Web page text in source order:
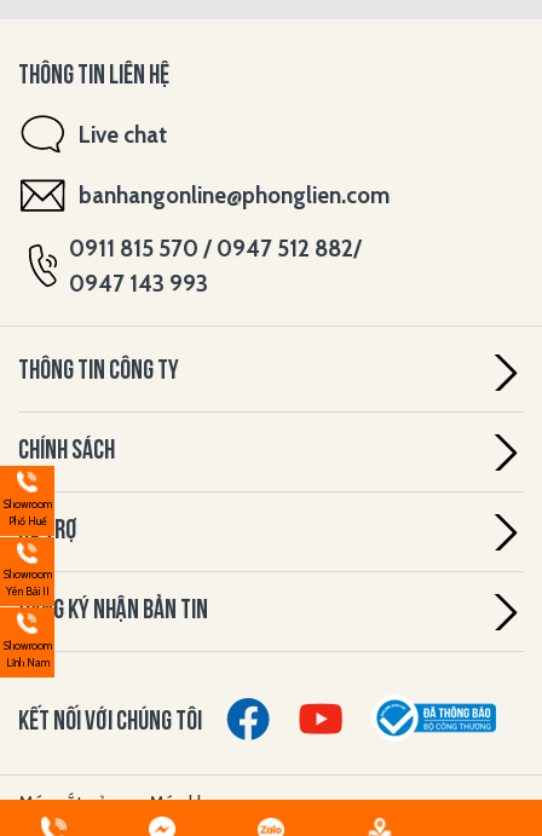
Showroom
Phố Huế
Showroom
Yên Bái II
Showroom
Lĩnh Nam
THÔNG TIN LIÊN HỆ
Live chat
banhangonline@phonglien.com
0911 815 570 / 0947 512 882/
0947 143 993
THÔNG TIN CÔNG TY
CHÍNH SÁCH
HỖ TRỢ
ĐĂNG KÝ NHẬN BẢN TIN
KẾT NỐI VỚI CHÚNG TÔI
Máy cắt cỏ Máy khoan